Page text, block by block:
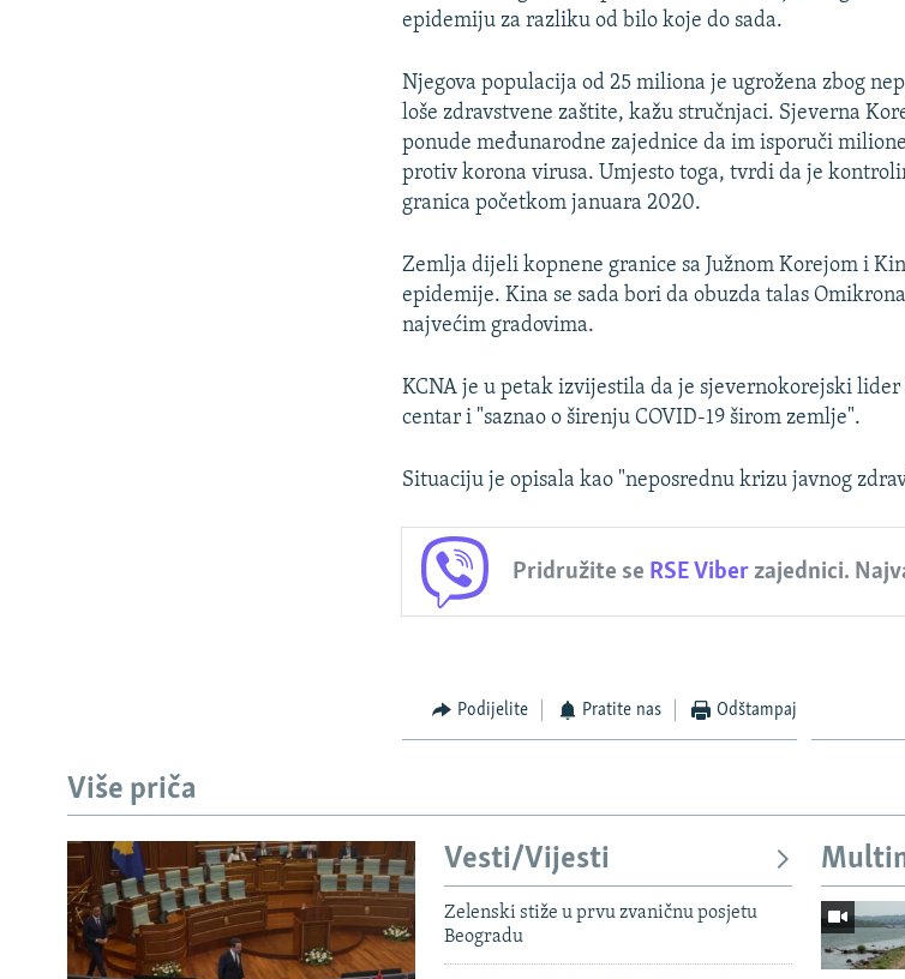
epidemiju za razliku od bilo koje do sada.
Njegova populacija od 25 miliona je ugrožena zbog
loše zdravstvene zaštite, kažu stručnjaci. Sjeverna
ponude međunarodne zajednice da im isporuči
protiv korona virusa. Umjesto toga, tvrdi da je
granica početkom januara 2020.
Zemlja dijeli kopnene granice sa Južnom Korejom i
epidemije. Kina se sada bori da obuzda talas
najvećim gradovima.
KCNA je u petak izvijestila da je sjevernokorejski
centar i "saznao o širenju COVID-19 širom zemlje".
Situaciju je opisala kao "neposrednu krizu javnog
Pridružite se RSE Viberzajednici.
Podijelite Pratite nas Odštampaj
Više priča
Vesti/Vijesti
Zelenski stiže u prvu zvaničnu posjetu
Beogradu